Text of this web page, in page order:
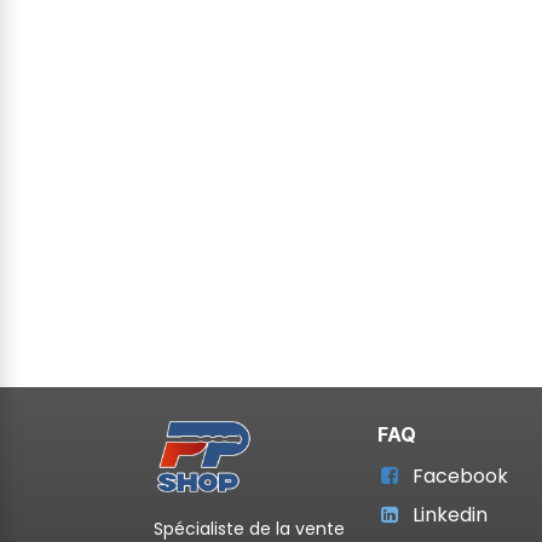
Spécialiste de la vente
FAQ
Facebook
Linkedin